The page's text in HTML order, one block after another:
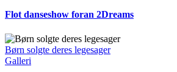
Flot danseshow foran 2Dreams
Børn solgte deres legesager
Galleri